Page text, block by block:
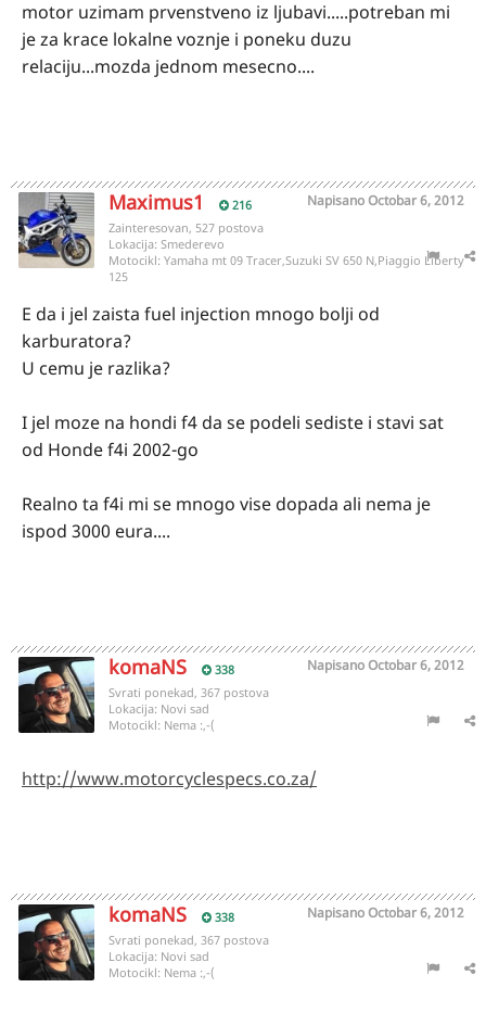
motor uzimam prvenstveno iz ljubavi.....potreban mi
je za krace lokalne voznje i poneku duzu
relaciju...mozda jednom mesecno....
Maximus1 216 NapisanoOctobar 6, 2012
Zainteresovan, 527 postova
Lokacija: Smederevo
Motocikl: Yamaha mt 09 Tracer,Suzuki SV 650 N,Piaggio Liberty
125
E da i jel zaista fuel injection mnogo bolji od
karburatora?
U cemu je razlika?
I jel moze na hondi f4 da se podeli sediste i stavi sat
od Honde f4i 2002-go
Realno ta f4i mi se mnogo vise dopada ali nema je
ispod 3000 eura....
komaNS 338 NapisanoOctobar 6, 2012
Svrati ponekad, 367 postova
Lokacija: Novi sad
Motocikl: Nema :,-(
http://www.motorcyclespecs.co.za/
komaNS 338 NapisanoOctobar 6, 2012
Svrati ponekad, 367 postova
Lokacija: Novi sad
Motocikl: Nema :,-(